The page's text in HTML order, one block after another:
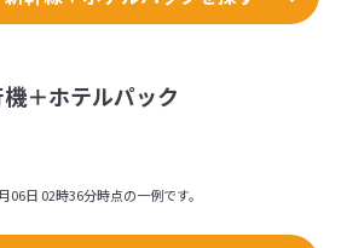
＋ホテルパック
日 02時36分時点の一例です。